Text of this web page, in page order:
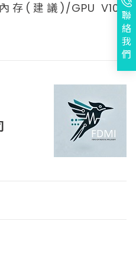
存(建議)/GPU V100聯
絡
我
們